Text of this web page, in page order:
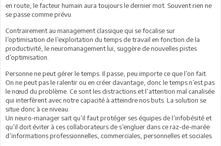
en route, le facteur humain aura toujours le dernier mot. Souvent rien ne
se passe comme prévu.
Contrairement au management classique qui se focalise sur
l’optimisation de l’exploitation du temps de travail en fonction de la
productivité, le neuromanagement lui, suggère de nouvelles pistes
d’optimisation.
Personne ne peut gérer le temps. Il passe, peu importe ce que l’on fait.
On ne peut pas le ralentir ou en créer davantage, donc le temps n’est pas
le nœud du problème. Ce sont les distractions et l’attention mal canalisée
qui interfèrent avec notre capacité à atteindre nos buts. La solution se
situe donc à ce niveau.
Un neuro-manager sait qu’il faut protéger ses équipes de l’infobésité et
qu’il doit éviter à ces collaborateurs de s’engluer dans ce raz-de-marée
d’informations professionnelles, commerciales, personnelles et sociales.